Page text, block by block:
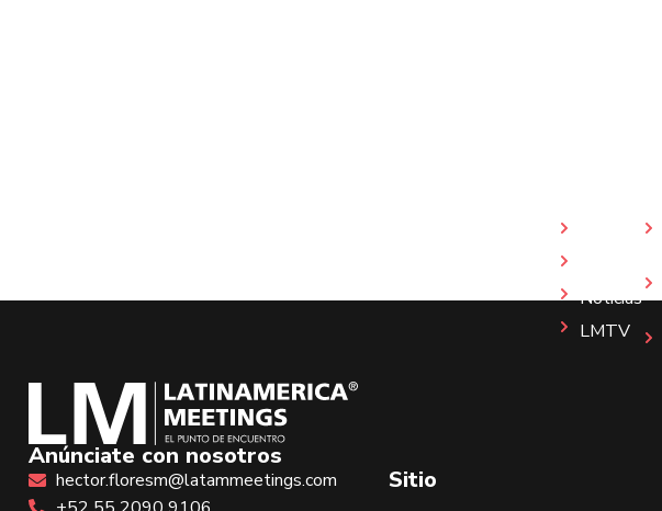
Anúnciate con nosotros
hector.floresm@latammeetings.com
Sitio
Noticias
LMTV